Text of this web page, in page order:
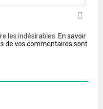
les indésirables. En savoir
de vos commentaires sont